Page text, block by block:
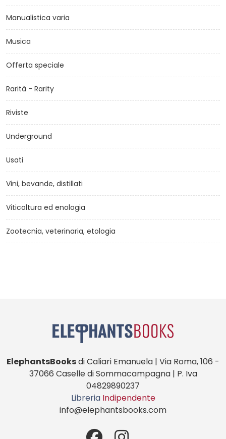
Manualistica varia
Musica
Offerta speciale
Rarità - Rarity
Riviste
Underground
Usati
Vini, bevande, distillati
Viticoltura ed enologia
Zootecnia, veterinaria, etologia
ElephantsBooksdi Caliari Emanuela | Via Roma, 106 -
37066 Caselle di Sommacampagna | P. Iva
04829890237
Libreria Indipendente
info@elephantsbooks.com